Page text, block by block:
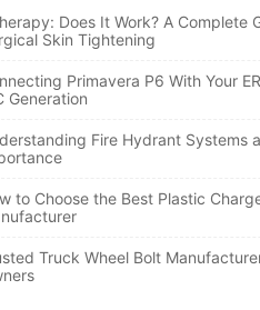
Does It Work? A Complete
Skin Tightening
Primavera P6 With Your
Generation
Fire Hydrant Systems
to Choose the Best Plastic
Truck Wheel Bolt